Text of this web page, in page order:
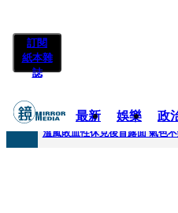
訂閱
紙本雜
誌
最新 娛樂 政
快訊
溫嵐敗血性休克後首露面 氣色